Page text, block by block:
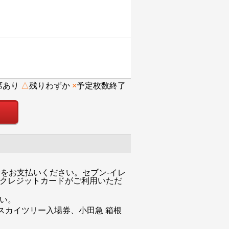
あり △残りわずか ×予定枚数終了
お支払いください。セブン-イレ
レジットカードがご利用いただ
。
カイツリー入場券、小田急 箱根